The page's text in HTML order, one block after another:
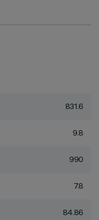
831.6
9.8
990
7.8
84.86